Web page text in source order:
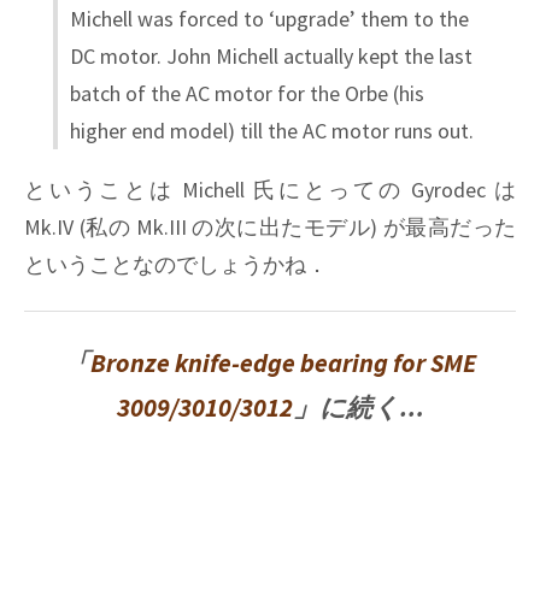
Michell was forced to ‘upgrade’ them to the
DC motor. John Michell actually kept the last
batch of the AC motor for the Orbe (his
higher end model) till the AC motor runs out.
ということは Michell 氏にとっての Gyrodec は
Mk.IV (私の Mk.III の次に出たモデル) が最高だった
ということなのでしょうかね．
「Bronze knife-edge bearing for SME
3009/3010/3012」に続く…